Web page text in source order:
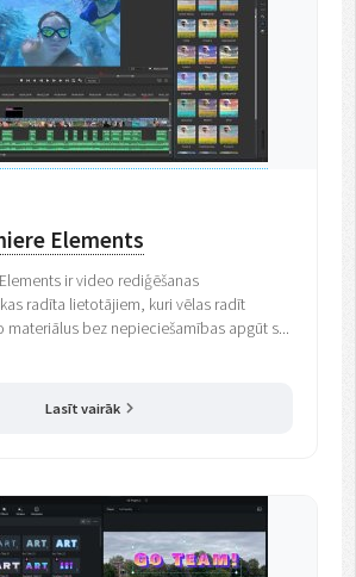
Elements
ir video rediģēšanas
radīta lietotājiem, kuri vēlas radīt
materiālus bez nepieciešamības apgūt s...
Lasīt vairāk